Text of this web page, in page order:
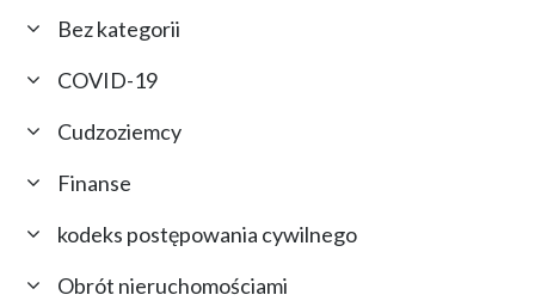
Bez kategorii
COVID-19
Cudzoziemcy
Finanse
kodeks postępowania cywilnego
Obrót nieruchomościami